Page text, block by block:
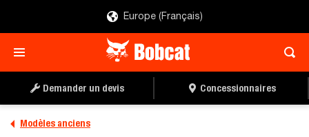
Europe (Français)
Demander un devis Concessionnaires
Modèles anciens